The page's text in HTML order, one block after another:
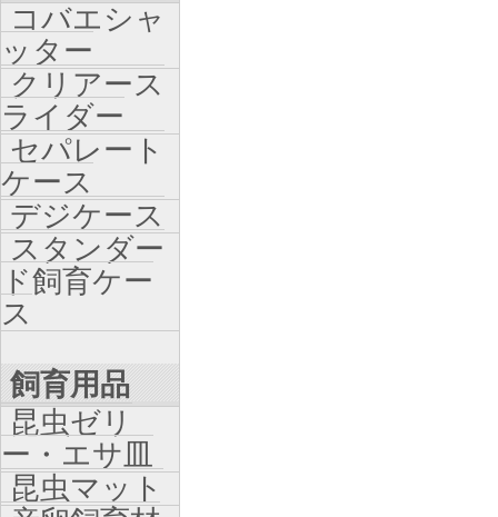
コバエシャ
ッター
クリアース
ライダー
セパレート
ケース
デジケース
スタンダー
ド飼育ケー
ス
飼育用品
昆虫ゼリ
ー・エサ皿
昆虫マット